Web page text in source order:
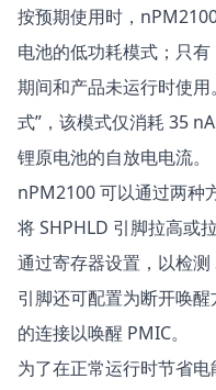
按预期使用时，
电池的低功耗模式；只
期间和产品未运行时使
式”，该模式仅消耗 35
锂原电池的自放电电流。
nPM2100 可以通过两种
将 SHPHLD 引脚拉高或
通过寄存器设置，以检
引脚还可配置为断开唤
的连接以唤醒 PMIC。
为了在正常运行时节省